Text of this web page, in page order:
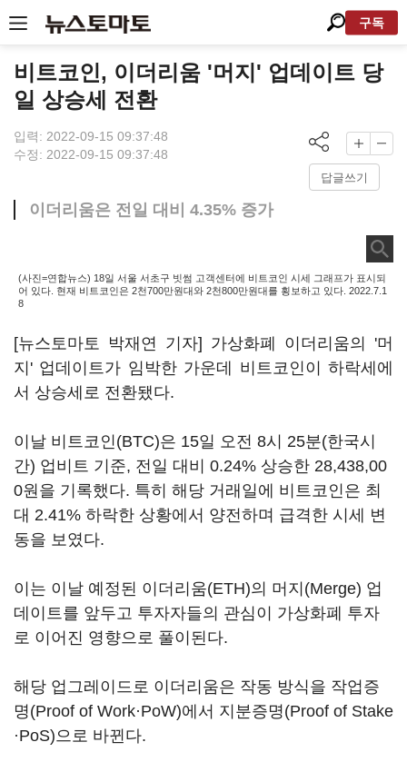
구독
비트코인, 이더리움 '머지' 업데이트 당
일 상승세 전환
입력: 2022-09-15 09:37:48
수정: 2022-09-15 09:37:48
답글쓰기
이더리움은 전일 대비 4.35% 증가
(사진=연합뉴스) 18일 서울 서초구 빗썸 고객센터에 비트코인 시세 그래프가 표시되
어 있다. 현재 비트코인은 2천700만원대와 2천800만원대를 횡보하고 있다. 2022.7.1
8
[뉴스토마토 박재연 기자] 가상화폐 이더리움의 '머
지' 업데이트가 임박한 가운데 비트코인이 하락세에
서 상승세로 전환됐다.
이날 비트코인(BTC)은 15일 오전 8시 25분(한국시
간) 업비트 기준, 전일 대비 0.24% 상승한 28,438,00
0원을 기록했다. 특히 해당 거래일에 비트코인은 최
대 2.41% 하락한 상황에서 양전하며 급격한 시세 변
동을 보였다.
이는 이날 예정된 이더리움(ETH)의 머지(Merge) 업
데이트를 앞두고 투자자들의 관심이 가상화폐 투자
로 이어진 영향으로 풀이된다.
해당 업그레이드로 이더리움은 작동 방식을 작업증
명(Proof of Work·PoW)에서 지분증명(Proof of Stake
·PoS)으로 바뀐다.